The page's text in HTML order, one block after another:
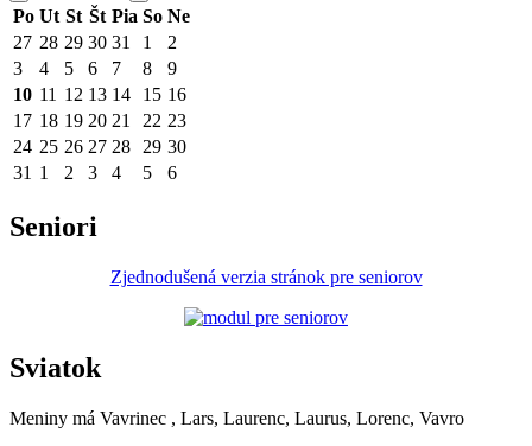
Po Ut St Št Pia So Ne
27 28 29 30 31 1
2
3
4 5 6 7 8
9
10 11 12 13 14 15 16
17 18 19 20 21 22 23
24 25 26 27 28 29 30
31 1 2 3 4 5 6
Seniori
Zjednodušená verzia stránok pre seniorov
Sviatok
Meniny má Vavrinec , Lars, Laurenc, Laurus, Lorenc, Vavro